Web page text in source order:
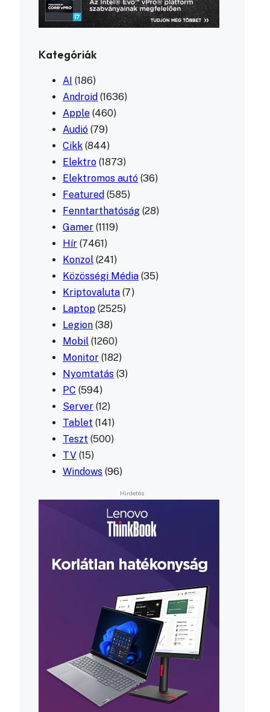
Kategóriák
AI (186)
Android (1636)
Apple (460)
Audió (79)
Cikk (844)
Elektro (1873)
Elektromos autó (36)
Featured (585)
Fenntarthatóság (28)
Gamer (1119)
Hír (7461)
Konzol (241)
Közösségi Média (35)
Kriptovaluta (7)
Laptop (2525)
Legion (38)
Mobil (1260)
Monitor (182)
Nyomtatás (3)
PC (594)
Server (12)
Tablet (141)
Teszt (500)
TV (15)
Windows (96)